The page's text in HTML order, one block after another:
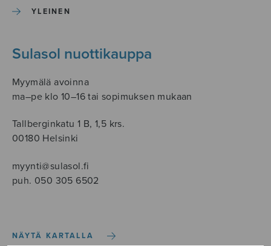
YLEINEN
Sulasol nuottikauppa
Myymälä avoinna
ma–pe klo 10–16 tai sopimuksen mukaan
Tallberginkatu 1 B, 1,5 krs.
00180 Helsinki
myynti@sulasol.fi
puh. 050 305 6502
NÄYTÄ KARTALLA